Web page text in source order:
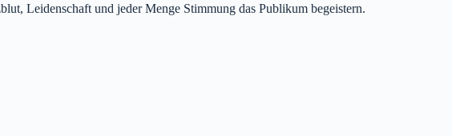
Leidenschaft und jeder Menge Stimmung das Publikum begeistern.